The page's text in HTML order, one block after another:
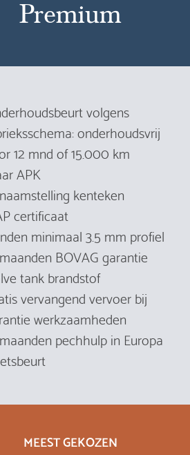
Premium
volgens
onderhoudsvrij
12 mnd of 15.000 km
APK
kenteken
certificaat
minimaal 3.5 mm profiel
BOVAG garantie
tank brandstof
vervangend vervoer bij
werkzaamheden
pechhulp in Europa
MEEST GEKOZEN